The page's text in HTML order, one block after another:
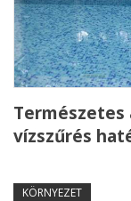
Természetes
vízszűrés
KÖRNYEZET